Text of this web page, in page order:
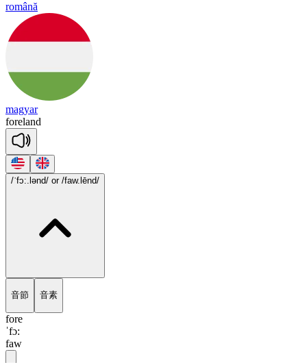
română
magyar
foreland
/ˈfɔ:.lənd/ or /faw.lēnd/
音節 音素
fore
ˈfɔ:
faw